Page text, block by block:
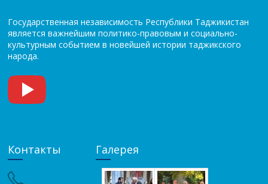
Государственная независимость Республики Таджикистан
является важнейшим политико-правовым и социально-
культурным событием в новейшей истории таджикского
народа.
Контакты Галерея